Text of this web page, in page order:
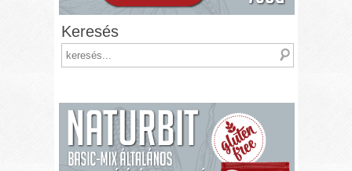
Keresés